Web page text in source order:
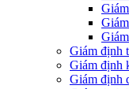
Giám định
Giám định
Giám định